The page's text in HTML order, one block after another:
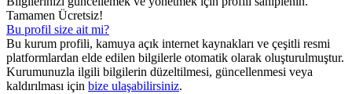
Tamamen Ücretsiz!
Bu profil size ait mi?
Bu kurum profili, kamuya açık internet kaynakları ve çeşitli resmi
platformlardan elde edilen bilgilerle otomatik olarak oluşturulmuştur.
Kurumunuzla ilgili bilgilerin düzeltilmesi, güncellenmesi veya
kaldırılması için bize ulaşabilirsiniz.